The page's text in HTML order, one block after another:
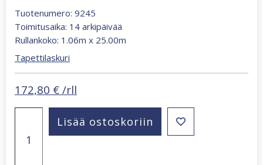
Tuotenumero: 9245
Toimitusaika: 14 arkipäivää
Rullankoko: 1.06m x 25.00m
Tapettilaskuri
172,80 € /rll
Laser
Lisää ostoskoriin